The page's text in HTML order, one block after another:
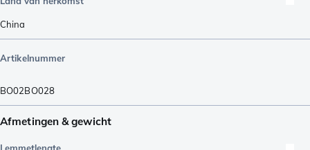
China
Artikelnummer
BO02BO028
Afmetingen & gewicht
Lemmetlengte